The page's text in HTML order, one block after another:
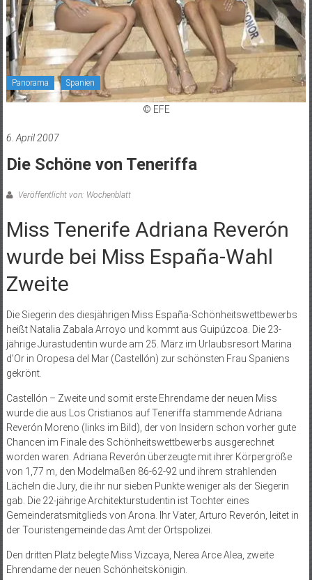
Panorama Spanien
© EFE
6. April 2007
Die Schöne von Teneriffa
Veröffentlicht von: Wochenblatt
Miss Tenerife Adriana Reverón
wurde bei Miss España-Wahl
Zweite
Die Siegerin des diesjährigen Miss España-Schönheitswettbewerbs
heißt Natalia Zabala Arroyo und kommt aus Guipúzcoa. Die 23-
jährige Jurastudentin wurde am 25. März im Urlaubsresort Marina
d’Or in Oropesa del Mar (Castellón) zur schönsten Frau Spaniens
gekrönt.
Castellón – Zweite und somit erste Ehrendame der neuen Miss
wurde die aus Los Cristianos auf Teneriffa stammende Adriana
Reverón Moreno (links im Bild), der von Insidern schon vorher gute
Chancen im Finale des Schönheitswettbewerbs ausgerechnet
worden waren. Adriana Reverón überzeugte mit ihrer Körpergröße
von 1,77 m, den Modelmaßen 86-62-92 und ihrem strahlenden
Lächeln die Jury, die ihr nur sieben Punkte weniger als der Siegerin
gab. Die 22-jährige Architekturstudentin ist Tochter eines
Gemeinderatsmitglieds von Arona. Ihr Vater, Arturo Reverón, leitet in
der Touristengemeinde das Amt der Ortspolizei.
Den dritten Platz belegte Miss Vizcaya, Nerea Arce Alea, zweite
Ehrendame der neuen Schönheitskönigin.